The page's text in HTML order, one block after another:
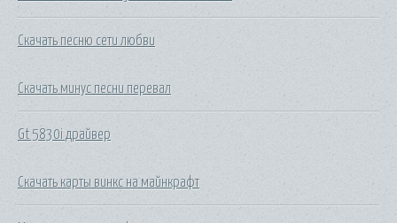
Скачать песню сети любви
Скачать минус песни перевал
Gt 5830i драйвер
Скачать карты винкс на майнкрафт